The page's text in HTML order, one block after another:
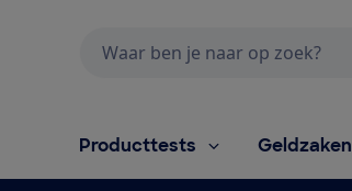
Producttests Geldzaken